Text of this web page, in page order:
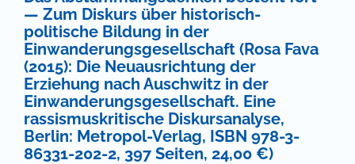
— Zum Diskurs über historisch-
politische Bildung in der
Einwanderungsgesellschaft (Rosa Fava
(2015): Die Neuausrichtung der
Erziehung nach Auschwitz in der
Einwanderungsgesellschaft. Eine
rassismuskritische Diskursanalyse,
Berlin: Metropol-Verlag, ISBN 978-3-
86331-202-2, 397 Seiten, 24,00 €)